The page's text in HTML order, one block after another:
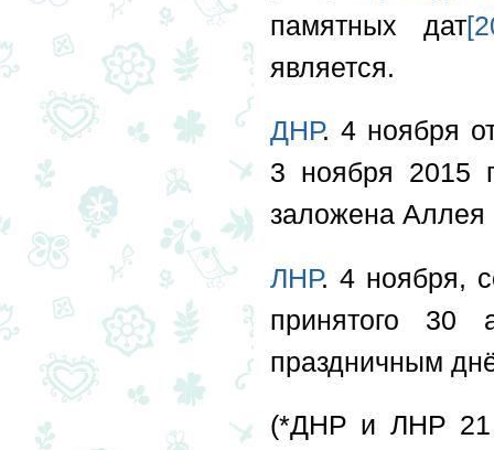
памятных дат
является.
ДНР. 4 ноября
3 ноября 2015
заложена Аллея
ЛНР. 4 ноября,
принятого 30
праздничным
(*ДНР и ЛНР 21